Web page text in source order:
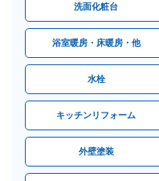
洗面化粧台
浴室暖房・床暖房・他
水栓
キッチンリフォーム
外壁塗装